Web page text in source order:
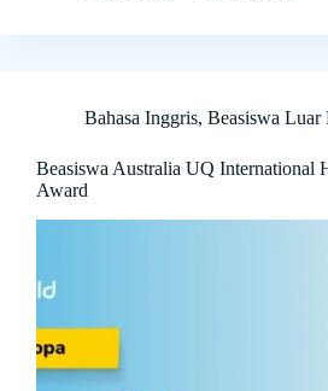
Bahasa Inggris, Beasiswa Luar
Beasiswa Australia UQ International
Award